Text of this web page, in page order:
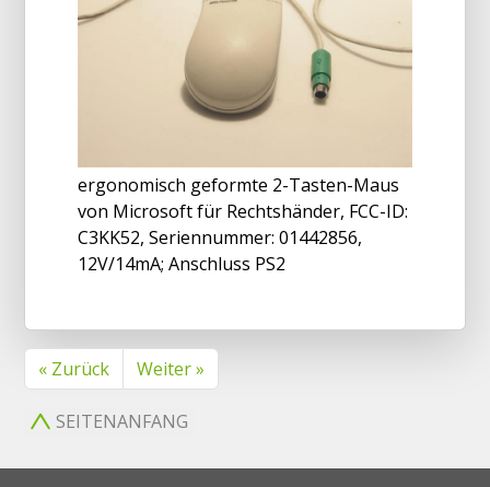
ergonomisch geformte 2-Tasten-Maus
von Microsoft für Rechtshänder, FCC-ID:
C3KK52, Seriennummer: 01442856,
12V/14mA; Anschluss PS2
« Zurück Weiter »
SEITENANFANG